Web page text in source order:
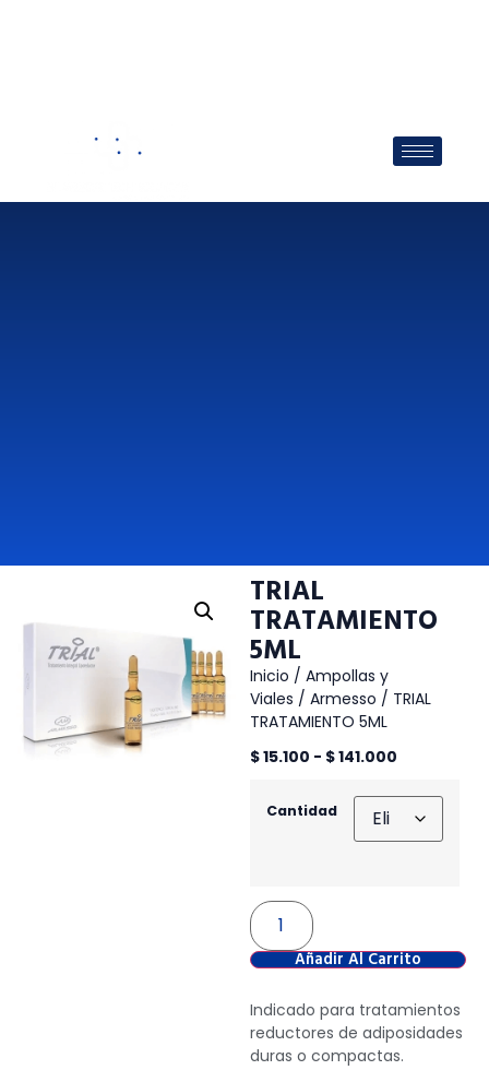
TRIAL
TRATAMIENTO
5ML
Inicio / Ampollas y
Viales / Armesso / TRIAL
TRATAMIENTO 5ML
$15.100 - $141.000
Cantidad
Añadir Al Carrito
Indicado para tratamientos
reductores de adiposidades
duras o compactas.